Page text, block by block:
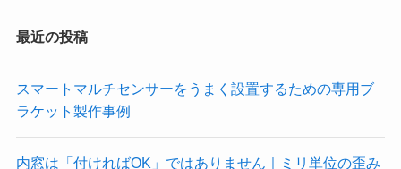
最近の投稿
スマートマルチセンサーをうまく設置するための専用ブ
ラケット製作事例
内窓は「付ければOK」ではありません｜ミリ単位の歪み